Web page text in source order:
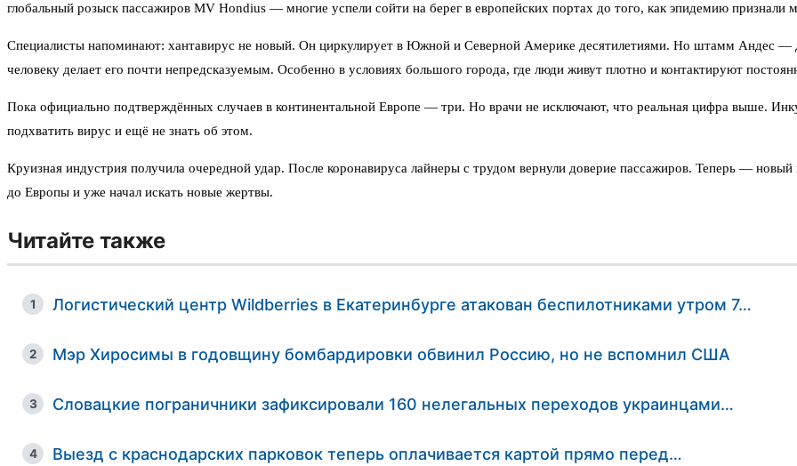
глобальный розыск пассажиров MV Hondius — многие успели сойти на берег в европейских портах до того, как эпидемию признали
Специалисты напоминают: хантавирус не новый. Он циркулирует в Южной и Северной Америке десятилетиями. Но штамм Андес —
человеку делает его почти непредсказуемым. Особенно в условиях большого города, где люди живут плотно и контактируют
Пока официально подтверждённых случаев в континентальной Европе — три. Но врачи не исключают, что реальная цифра выше.
подхватить вирус и ещё не знать об этом.
Круизная индустрия получила очередной удар. После коронавируса лайнеры с трудом вернули доверие пассажиров. Теперь —
до Европы и уже начал искать новые жертвы.
Читайте также
1 Логистический центр Wildberries в Екатеринбурге атакован беспилотниками утром 7…
2 Мэр Хиросимы в годовщину бомбардировки обвинил Россию, но не вспомнил США
3 Словацкие пограничники зафиксировали 160 нелегальных переходов украинцами…
4 Выезд с краснодарских парковок теперь оплачивается картой прямо перед…